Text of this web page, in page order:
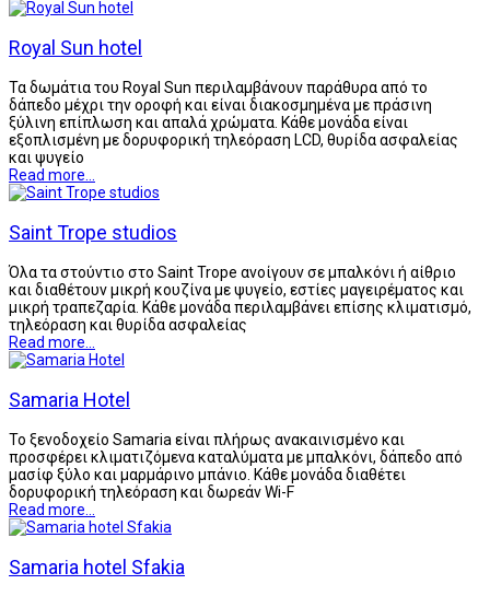
Royal Sun hotel
Τα δωμάτια του Royal Sun περιλαμβάνουν παράθυρα από το
δάπεδο μέχρι την οροφή και είναι διακοσμημένα με πράσινη
ξύλινη επίπλωση και απαλά χρώματα. Κάθε μονάδα είναι
εξοπλισμένη με δορυφορική τηλεόραση LCD, θυρίδα ασφαλείας
και ψυγείο
Read more...
Saint Trope studios
Όλα τα στούντιο στο Saint Trope ανοίγουν σε μπαλκόνι ή αίθριο
και διαθέτουν μικρή κουζίνα με ψυγείο, εστίες μαγειρέματος και
μικρή τραπεζαρία. Κάθε μονάδα περιλαμβάνει επίσης κλιματισμό,
τηλεόραση και θυρίδα ασφαλείας
Read more...
Samaria Hotel
Το ξενοδοχείο Samaria είναι πλήρως ανακαινισμένο και
προσφέρει κλιματιζόμενα καταλύματα με μπαλκόνι, δάπεδο από
μασίφ ξύλο και μαρμάρινο μπάνιο. Κάθε μονάδα διαθέτει
δορυφορική τηλεόραση και δωρεάν Wi-F
Read more...
Samaria hotel Sfakia